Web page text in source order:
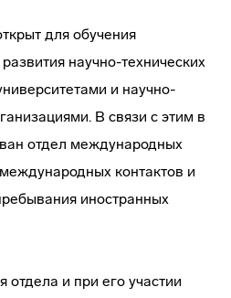
для обучения
научно-технических
и научно-
В связи с этим в
отдел международных
контактов и
иностранных
и при его участии